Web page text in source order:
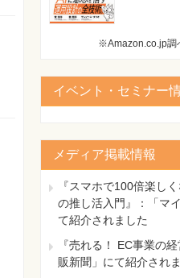
※Amazon.co.jp調
イベント・セミナー
メディア掲載情報
『スマホで100倍楽し
の推し活入門』：「マ
て紹介されました
『売れる！ EC事業の
販新聞」にて紹介され